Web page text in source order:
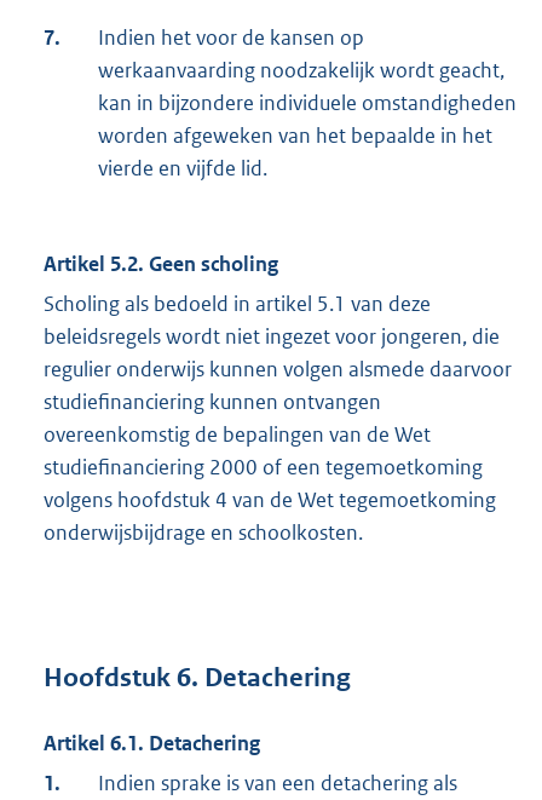
7.
Indien het voor de kansen op
werkaanvaarding noodzakelijk wordt geacht,
kan in bijzondere individuele omstandigheden
worden afgeweken van het bepaalde in het
vierde en vijfde lid.
Artikel 5.2. Geen scholing
Scholing als bedoeld in artikel 5.1 van deze
beleidsregels wordt niet ingezet voor jongeren, die
regulier onderwijs kunnen volgen alsmede daarvoor
studiefinanciering kunnen ontvangen
overeenkomstig de bepalingen van de Wet
studiefinanciering 2000 of een tegemoetkoming
volgens hoofdstuk 4 van de Wet tegemoetkoming
onderwijsbijdrage en schoolkosten.
Hoofdstuk 6. Detachering
Artikel 6.1. Detachering
1.
Indien sprake is van een detachering als